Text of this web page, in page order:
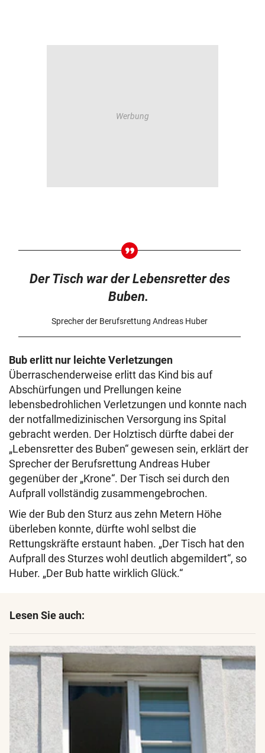
Der Tisch war der Lebensretter des
Buben.
Sprecher der Berufsrettung Andreas Huber
Bub erlitt nur leichte Verletzungen
Überraschenderweise erlitt das Kind bis auf
Abschürfungen und Prellungen keine
lebensbedrohlichen Verletzungen und konnte nach
der notfallmedizinischen Versorgung ins Spital
gebracht werden. Der Holztisch dürfte dabei der
„Lebensretter des Buben“ gewesen sein, erklärt der
Sprecher der Berufsrettung Andreas Huber
gegenüber der „Krone“. Der Tisch sei durch den
Aufprall vollständig zusammengebrochen.
Wie der Bub den Sturz aus zehn Metern Höhe
überleben konnte, dürfte wohl selbst die
Rettungskräfte erstaunt haben. „Der Tisch hat den
Aufprall des Sturzes wohl deutlich abgemildert“, so
Huber. „Der Bub hatte wirklich Glück.“
Lesen Sie auch: